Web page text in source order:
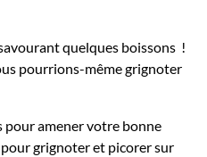
quelques boissons !
pourrions-même grignoter
pour amener votre bonne
grignoter et picorer sur